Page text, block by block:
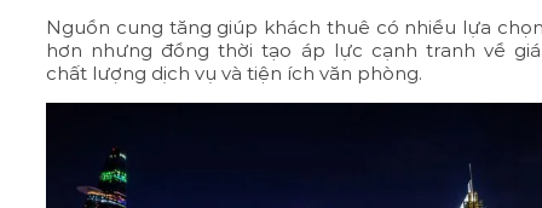
Nguồn cung tăng giúp khách thuê có nhiều lựa
hơn nhưng đồng thời tạo áp lực cạnh tranh về
chất lượng dịch vụ và tiện ích văn phòng.